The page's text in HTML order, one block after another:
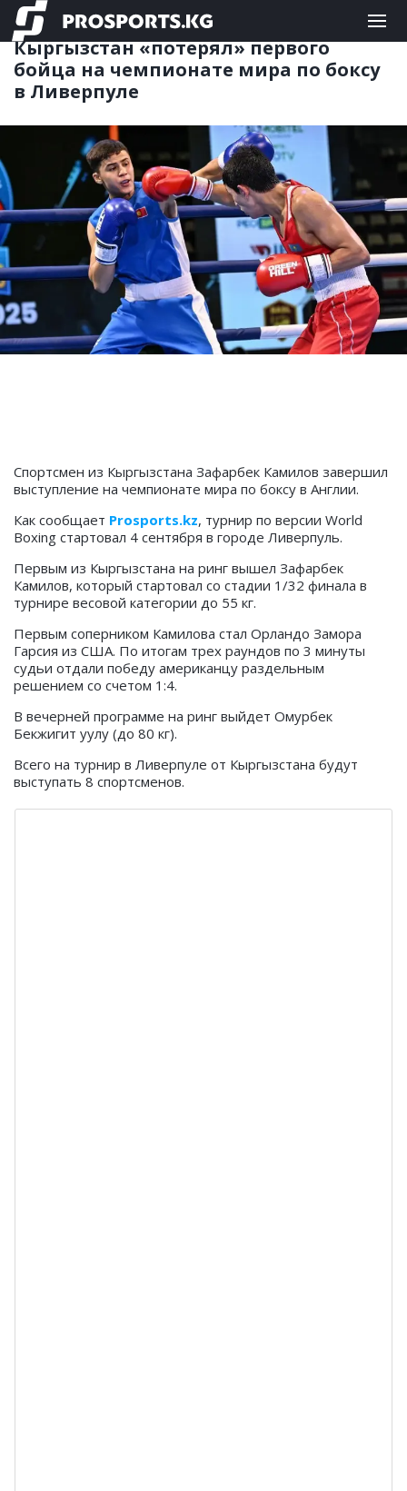
БОКС 04.09.2025 18:50
Кыргызстан «потерял» первого
бойца на чемпионате мира по боксу
в Ливерпуле
Спортсмен из Кыргызстана Зафарбек Камилов завершил
выступление на чемпионате мира по боксу в Англии.
Как сообщает Prosports.kz, турнир по версии World
Boxing стартовал 4 сентября в городе Ливерпуль.
Первым из Кыргызстана на ринг вышел Зафарбек
Камилов, который стартовал со стадии 1/32 финала в
турнире весовой категории до 55 кг.
Первым соперником Камилова стал Орландо Замора
Гарсия из США. По итогам трех раундов по 3 минуты
судьи отдали победу американцу раздельным
решением со счетом 1:4.
В вечерней программе на ринг выйдет Омурбек
Бекжигит уулу (до 80 кг).
Всего на турнир в Ливерпуле от Кыргызстана будут
выступать 8 спортсменов.